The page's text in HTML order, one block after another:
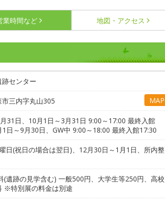
業時間など 地図・アクセス
センター
市三内字丸山305 MAP
31日、10月1日～3月31日 9:00～17:00 最終入館
1日～9月30日、GW中 9:00～18:00 最終入館17:30
日(祝日の場合は翌日)、12月30日～1月1日、所内整
(遺跡の見学含む) 一般500円、大学生等250円、高校
※特別展の料金は別途